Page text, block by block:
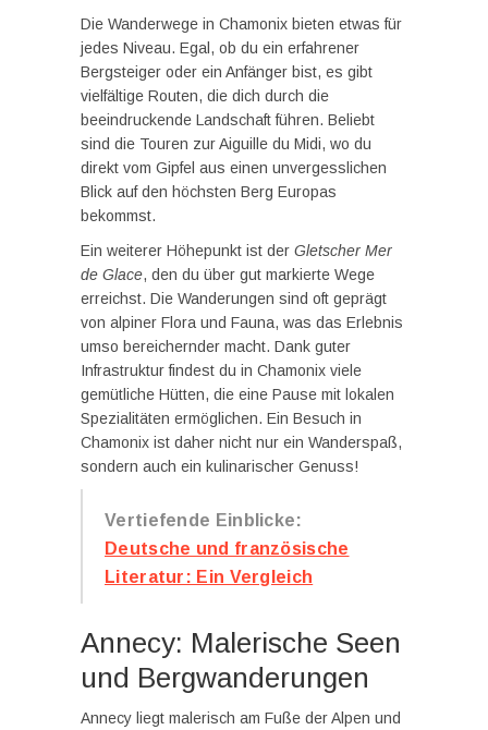
Die Wanderwege in Chamonix bieten etwas für
jedes Niveau. Egal, ob du ein erfahrener
Bergsteiger oder ein Anfänger bist, es gibt
vielfältige Routen, die dich durch die
beeindruckende Landschaft führen. Beliebt
sind die Touren zur Aiguille du Midi, wo du
direkt vom Gipfel aus einen unvergesslichen
Blick auf den höchsten Berg Europas
bekommst.
Ein weiterer Höhepunkt ist der Gletscher Mer
de Glace, den du über gut markierte Wege
erreichst. Die Wanderungen sind oft geprägt
von alpiner Flora und Fauna, was das Erlebnis
umso bereichernder macht. Dank guter
Infrastruktur findest du in Chamonix viele
gemütliche Hütten, die eine Pause mit lokalen
Spezialitäten ermöglichen. Ein Besuch in
Chamonix ist daher nicht nur ein Wanderspaß,
sondern auch ein kulinarischer Genuss!
Vertiefende Einblicke:
Deutsche und französische
Literatur: Ein Vergleich
Annecy: Malerische Seen
und Bergwanderungen
Annecy liegt malerisch am Fuße der Alpen und